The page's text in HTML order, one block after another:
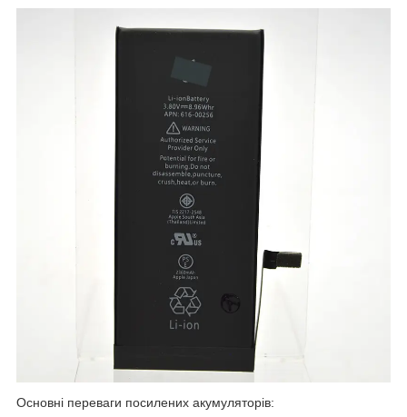
Основні переваги посилених акумуляторів: